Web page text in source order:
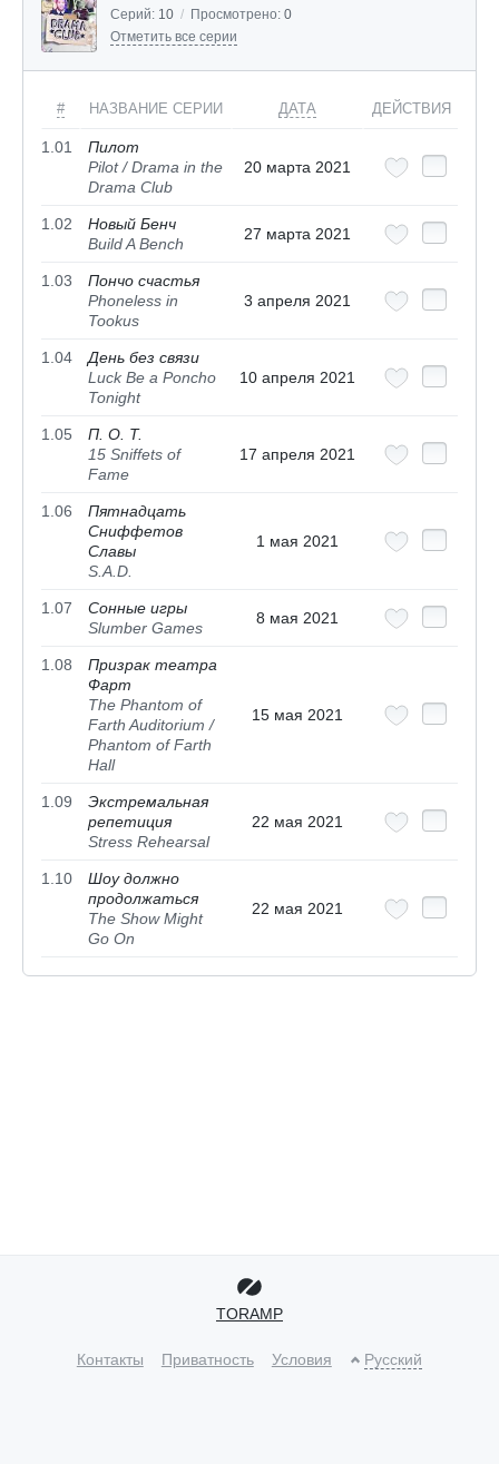
Серий: 10 / Просмотрено: 0
Отметить все серии
# НАЗВАНИЕ СЕРИИ ДАТА ДЕЙСТВИЯ
1.01
Пилот
Pilot / Drama in the
Drama Club
20 марта 2021
1.02
Новый Бенч
Build A Bench
27 марта 2021
1.03
Пончо счастья
Phoneless in
Tookus
3 апреля 2021
1.04
День без связи
Luck Be a Poncho
Tonight
10 апреля 2021
1.05
П. О. Т.
15 Sniffets of
Fame
17 апреля 2021
1.06
Пятнадцать
Сниффетов
Славы
S.A.D.
1 мая 2021
1.07
Сонные игры
Slumber Games
8 мая 2021
1.08
Призрак театра
Фарт
The Phantom of
Farth Auditorium /
Phantom of Farth
Hall
15 мая 2021
1.09
Экстремальная
репетиция
Stress Rehearsal
22 мая 2021
1.10
Шоу должно
продолжаться
The Show Might
Go On
22 мая 2021
TORAMP
Контакты Приватность Условия Русский